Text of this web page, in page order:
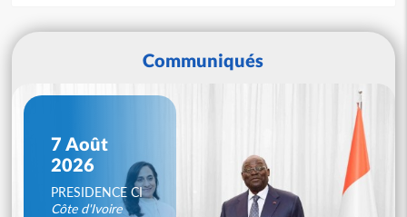
Communiqués
7 Août
2026
PRESIDENCE CI
Côte d'Ivoire